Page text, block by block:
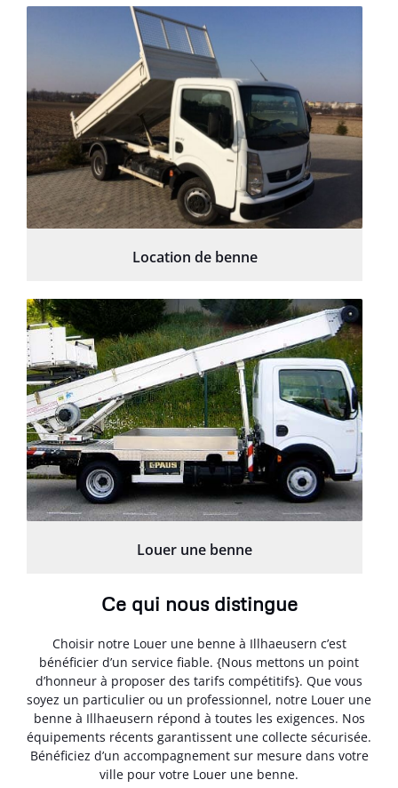
Location de benne
Louer une benne
Ce qui nous distingue
Choisir notre Louer une benne à Illhaeusern c’est
bénéficier d’un service fiable. {Nous mettons un point
d’honneur à proposer des tarifs compétitifs}. Que vous
soyez un particulier ou un professionnel, notre Louer une
benne à Illhaeusern répond à toutes les exigences. Nos
équipements récents garantissent une collecte sécurisée.
Bénéficiez d’un accompagnement sur mesure dans votre
ville pour votre Louer une benne.